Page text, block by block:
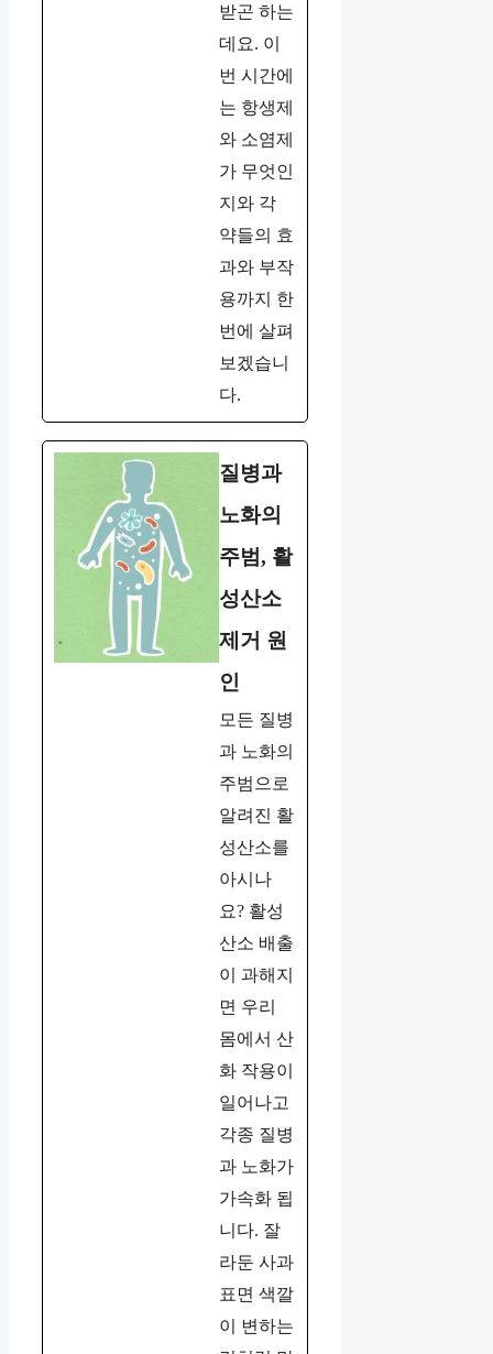
받곤 하는
데요. 이
번 시간에
는 항생제
와 소염제
가 무엇인
지와 각
약들의 효
과와 부작
용까지 한
번에 살펴
보겠습니
다.
질병과
노화의
주범, 활
성산소
제거 원
인
모든 질병
과 노화의
주범으로
알려진 활
성산소를
아시나
요? 활성
산소 배출
이 과해지
면 우리
몸에서 산
화 작용이
일어나고
각종 질병
과 노화가
가속화 됩
니다. 잘
라둔 사과
표면 색깔
이 변하는